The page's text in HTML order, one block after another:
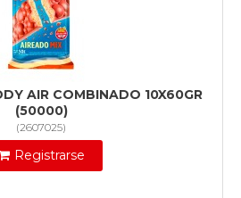
AIR COMBINADO 10X60GR
(50000)
(2607025)
Registrarse